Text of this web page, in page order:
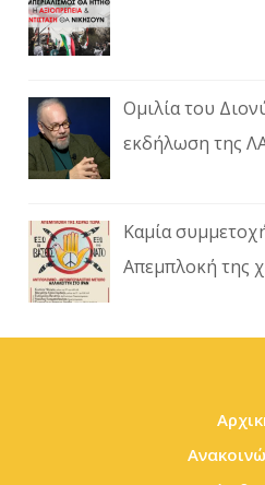
Ομιλία του
εκδήλωση της
Καμία
Απεμπλοκή της